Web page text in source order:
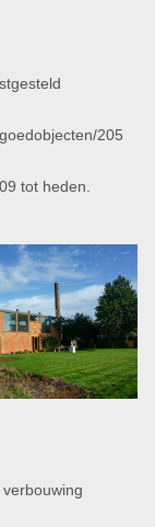
205
tot heden.